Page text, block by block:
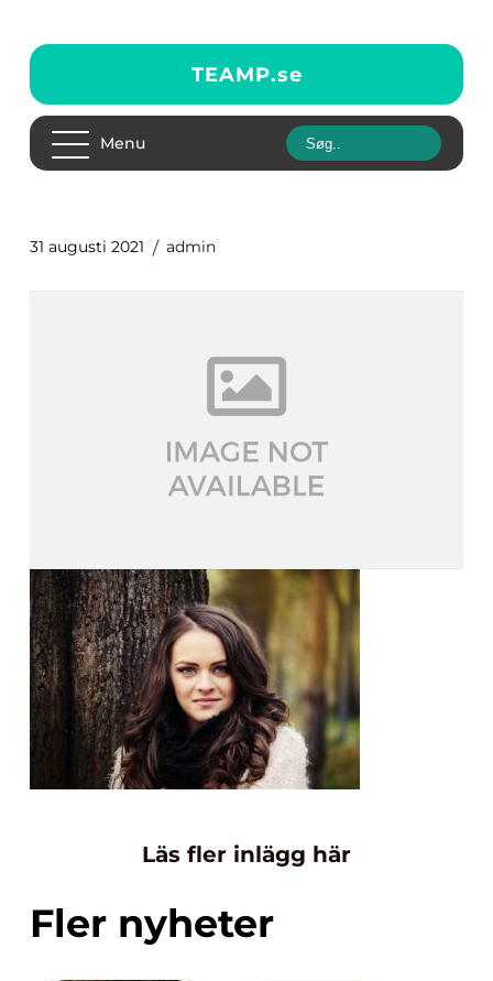
TEAMP.se
Menu
31 augusti 2021 admin
Läs fler inlägg här
Fler nyheter